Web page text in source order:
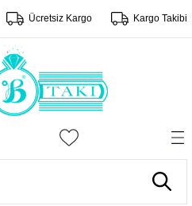
Ücretsiz Kargo Kargo Takibi